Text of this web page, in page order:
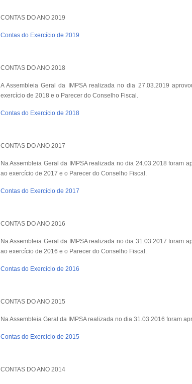
CONTAS DO ANO 2019
Contas do Exercício de 2019
CONTAS DO ANO 2018
A Assembleia Geral da IMPSA realizada no dia 27.03.2019
exercício de 2018 e o Parecer do Conselho Fiscal.
Contas do Exercício de 2018
CONTAS DO ANO 2017
Na Assembleia Geral da IMPSA realizada no dia 24.03.2018 foram
ao exercício de 2017 e o Parecer do Conselho Fiscal.
Contas do Exercício de 2017
CONTAS DO ANO 2016
Na Assembleia Geral da IMPSA realizada no dia 31.03.2017 foram
ao exercício de 2016 e o Parecer do Conselho Fiscal.
Contas do Exercício de 2016
CONTAS DO ANO 2015
Na Assembleia Geral da IMPSA realizada no dia 31.03.2016 foram
Contas do Exercício de 2015
CONTAS DO ANO 2014